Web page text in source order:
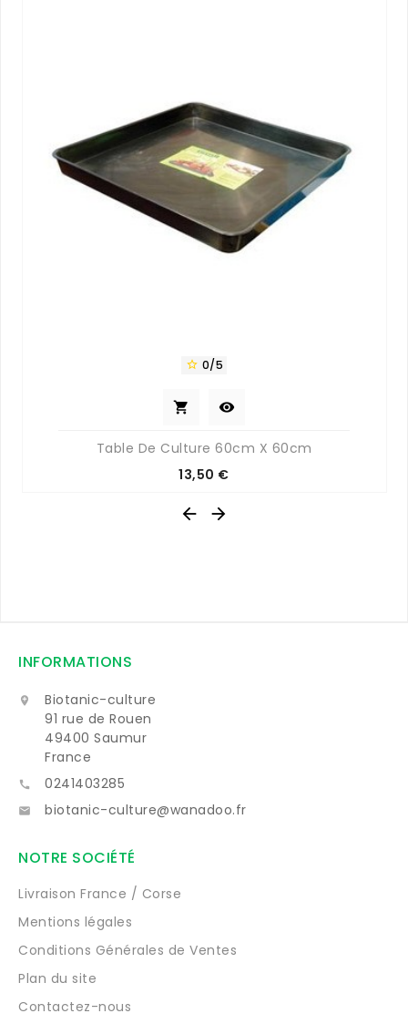
 0/5
 
Table De Culture 60cm X 60cm
Prix
13,50 €
 
INFORMATIONS

Biotanic-culture
91 rue de Rouen
49400 Saumur
France
 0241403285
 biotanic-culture@wanadoo.fr
NOTRE SOCIÉTÉ
Livraison France / Corse
Mentions légales
Conditions Générales de Ventes
Plan du site
Contactez-nous